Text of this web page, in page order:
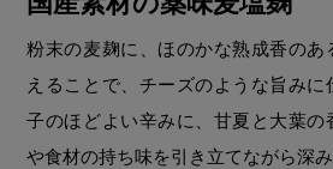
粉末の麦麹に、ほのかな熟成香のあ
えることで、チーズのような旨み
子のほどよい辛みに、甘夏と大葉の
や食材の持ち味を引き立てながら深み